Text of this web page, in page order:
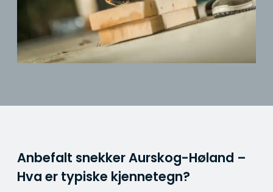
Anbefalt snekker Aurskog-Høland –
Hva er typiske kjennetegn?